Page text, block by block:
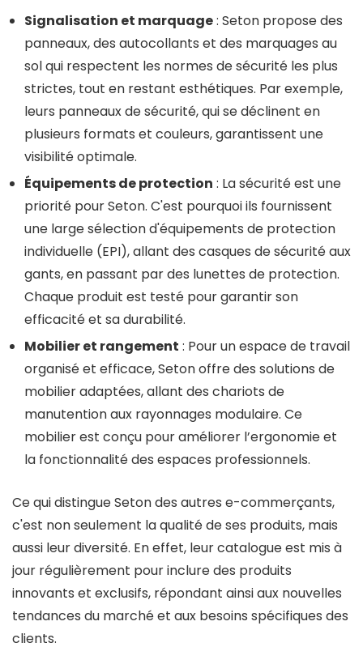
Signalisation et marquage: Seton propose des
panneaux, des autocollants et des marquages au
sol qui respectent les normes de sécurité les plus
strictes, tout en restant esthétiques. Par exemple,
leurs panneaux de sécurité, qui se déclinent en
plusieurs formats et couleurs, garantissent une
visibilité optimale.
Équipements de protection : La sécurité est une
priorité pour Seton. C'est pourquoi ils fournissent
une large sélection d'équipements de protection
individuelle (EPI), allant des casques de sécurité aux
gants, en passant par des lunettes de protection.
Chaque produit est testé pour garantir son
efficacité et sa durabilité.
Mobilier et rangement : Pour un espace de travail
organisé et efficace, Seton offre des solutions de
mobilier adaptées, allant des chariots de
manutention aux rayonnages modulaire. Ce
mobilier est conçu pour améliorer l’ergonomie et
la fonctionnalité des espaces professionnels.
Ce qui distingue Seton des autres e-commerçants,
c'est non seulement la qualité de ses produits, mais
aussi leur diversité. En effet, leur catalogue est mis à
jour régulièrement pour inclure des produits
innovants et exclusifs, répondant ainsi aux nouvelles
tendances du marché et aux besoins spécifiques des
clients.